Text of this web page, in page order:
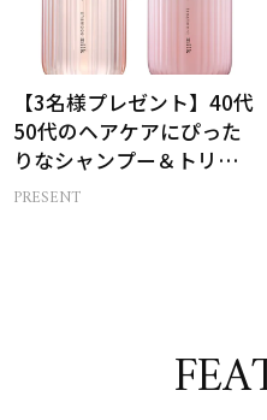
【3名様プレゼント】40代
50代のヘアケアにぴった
りなシャンプー＆トリー
トメントで、うねり悩み
PRESENT